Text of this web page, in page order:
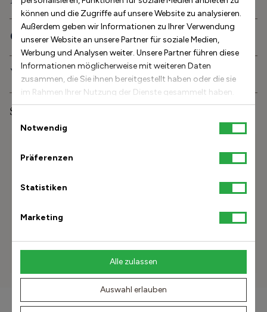
können und die Zugriffe auf unsere Website zu analysieren.
Außerdem geben wir Informationen zu Ihrer Verwendung
unserer Website an unsere Partner für soziale Medien,
Werbung und Analysen weiter. Unsere Partner führen diese
Informationen möglicherweise mit weiteren Daten
zusammen, die Sie ihnen bereitgestellt haben oder die sie
im Rahmen Ihrer Nutzung der Dienste gesammelt haben.
Notwendig
Präferenzen
Statistiken
Marketing
Alle zulassen
Auswahl erlauben
Orthopädische Eigenschaften
Versand und Lieferung
Stinaaj-Studioerfahrung
Größenhilfe
Wie lang ist der Fuß?
Meine Größe
Wie messe ich meinen Fuß?